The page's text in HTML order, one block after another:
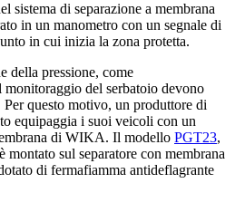
sistema di separazione a membrana
in un manometro con un segnale di
in cui inizia la zona protetta.
della pressione, come
del serbatoio devono
questo motivo, un produttore di
equipaggia i suoi veicoli con un
di WIKA. Il modello PGT23,
sul separatore con membrana
di fermafiamma antideflagrante